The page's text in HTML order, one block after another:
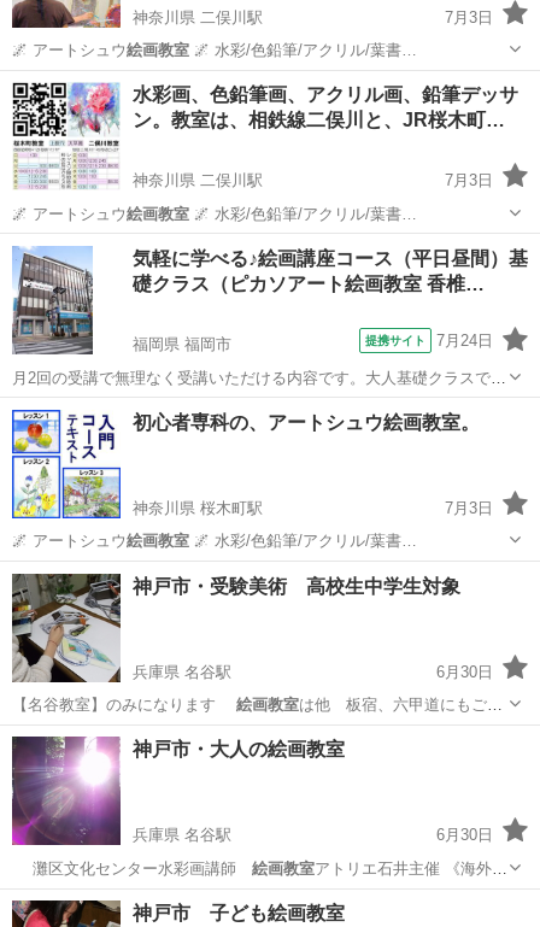
神奈川県 二俣川駅
7月3日
🌌 アートシュウ絵画教室 🌌 水彩/色鉛筆/アクリル/葉書…
神奈川 横浜市 二俣川駅 水彩画 絵画教室
水彩画、色鉛筆画、アクリル画、鉛筆デッサ
ン。教室は、相鉄線二俣川と、JR桜木町…
神奈川県 二俣川駅
7月3日
🌌 アートシュウ絵画教室 🌌 水彩/色鉛筆/アクリル/葉書…
神奈川 横浜市 二俣川駅 水彩画 鉛筆
気軽に学べる♪絵画講座コース（平日昼間）基
礎クラス（ピカソアート絵画教室 香椎…
福岡県 福岡市 提携サイト 7月24日
月2回の受講で無理なく受講いただける内容です。大人基礎クラスでは
デッサンと水彩を順を追って学べるので、無理なく基本的な絵画の知
識と技術を身に付けられます。 自分のペースで学べて振替もできる、
初心者の方でも安心して絵画を楽しめ...
福岡 福岡市 デッサン
初心者専科の、アートシュウ絵画教室。
神奈川県 桜木町駅
7月3日
🌌 アートシュウ絵画教室 🌌 水彩/色鉛筆/アクリル/葉書…
神奈川 横浜市 桜木町駅 水彩画 絵画教室
神戸市・受験美術 高校生中学生対象
兵庫県 名谷駅
6月30日
絵画教室は他 板宿、六甲道にもござ
います …
兵庫 神戸市 名谷駅 絵画教室
神戸市・大人の絵画教室
兵庫県 名谷駅
6月30日
灘区文化センター水彩画講師 絵画教室アトリエ石井主催 《海外ア
ートフェ…
兵庫 神戸市 名谷駅 絵画 絵画教室
神戸市 子ども絵画教室